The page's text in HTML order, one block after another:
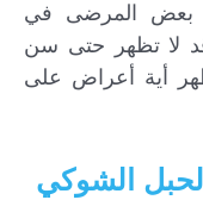
بعض المرضى في
قد لا تظهر حتى سن
أية أعراض على
الشوكي